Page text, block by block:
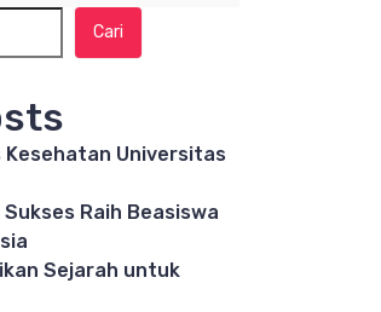
Cari
Universitas
Raih Beasiswa
Sejarah untuk